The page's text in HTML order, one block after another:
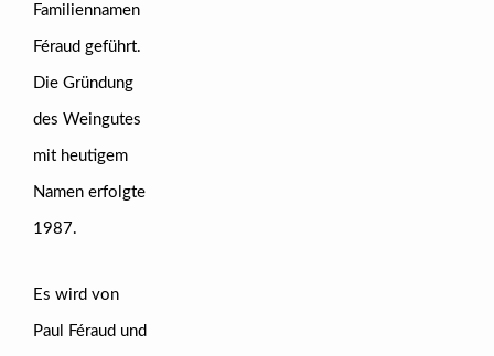
Familiennamen
Féraud geführt.
Die Gründung
des Weingutes
mit heutigem
Namen erfolgte
1987.
Es wird von
Paul Féraud und